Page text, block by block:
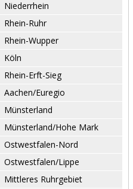
Niederrhein
Rhein-Ruhr
Rhein-Wupper
Köln
Rhein-Erft-Sieg
Aachen/Euregio
Münsterland
Münsterland/Hohe Mark
Ostwestfalen-Nord
Ostwestfalen/Lippe
Mittleres Ruhrgebiet